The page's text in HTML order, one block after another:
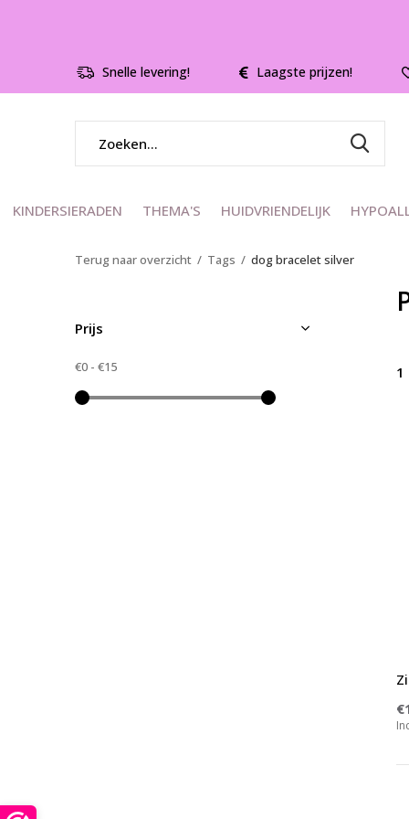
KINDERSIERADEN THEMA'S HUIDVRIENDELIJK
Snelle levering! Laagste prijzen!
Terug naar overzicht Tags dog bracelet silver
1
Prijs
€0 - €15